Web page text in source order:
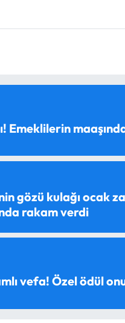
Emeklilerin
gözü kulağı ocak
rakam verdi
vefa! Özel ödül